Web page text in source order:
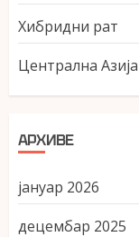
Хибридни рат
Централна Азија
АРХИВЕ
јануар 2026
децембар 2025